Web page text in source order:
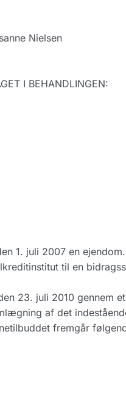
Nielsen
I BEHANDLINGEN:
1. juli 2007 en
til en
23. juli 2010 gennem
af det
fremgår